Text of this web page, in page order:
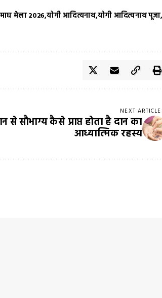
माघ मेला 2026योगी आदित्यनाथयोगी आदित्यनाथ पूजा
NEXT ARTICLE
से सौभाग्य कैसे प्राप्त होता है दान का
आध्यात्मिक रहस्य